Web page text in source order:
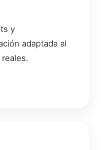
y
adaptada al